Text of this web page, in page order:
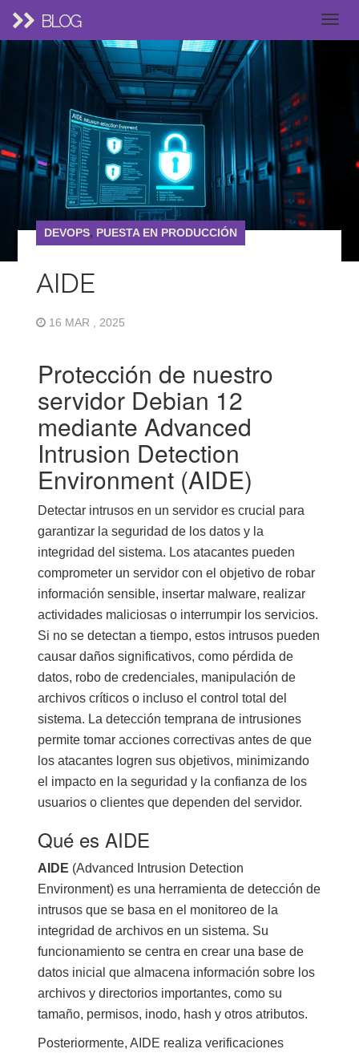
BLOG
DEVOPS, PUESTA EN PRODUCCIÓN
AIDE
16 MAR , 2025
Protección de nuestro
servidor Debian 12
mediante Advanced
Intrusion Detection
Environment (AIDE)
Detectar intrusos en un servidor es crucial para
garantizar la seguridad de los datos y la
integridad del sistema. Los atacantes pueden
comprometer un servidor con el objetivo de robar
información sensible, insertar malware, realizar
actividades maliciosas o interrumpir los servicios.
Si no se detectan a tiempo, estos intrusos pueden
causar daños significativos, como pérdida de
datos, robo de credenciales, manipulación de
archivos críticos o incluso el control total del
sistema. La detección temprana de intrusiones
permite tomar acciones correctivas antes de que
los atacantes logren sus objetivos, minimizando
el impacto en la seguridad y la confianza de los
usuarios o clientes que dependen del servidor.
Qué es AIDE
AIDE (Advanced Intrusion Detection
Environment) es una herramienta de detección de
intrusos que se basa en el monitoreo de la
integridad de archivos en un sistema. Su
funcionamiento se centra en crear una base de
datos inicial que almacena información sobre los
archivos y directorios importantes, como su
tamaño, permisos, inodo, hash y otros atributos.
Posteriormente, AIDE realiza verificaciones